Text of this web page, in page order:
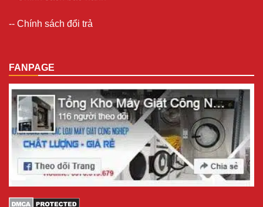
-- Chính sách đổi trả
FANPAGE